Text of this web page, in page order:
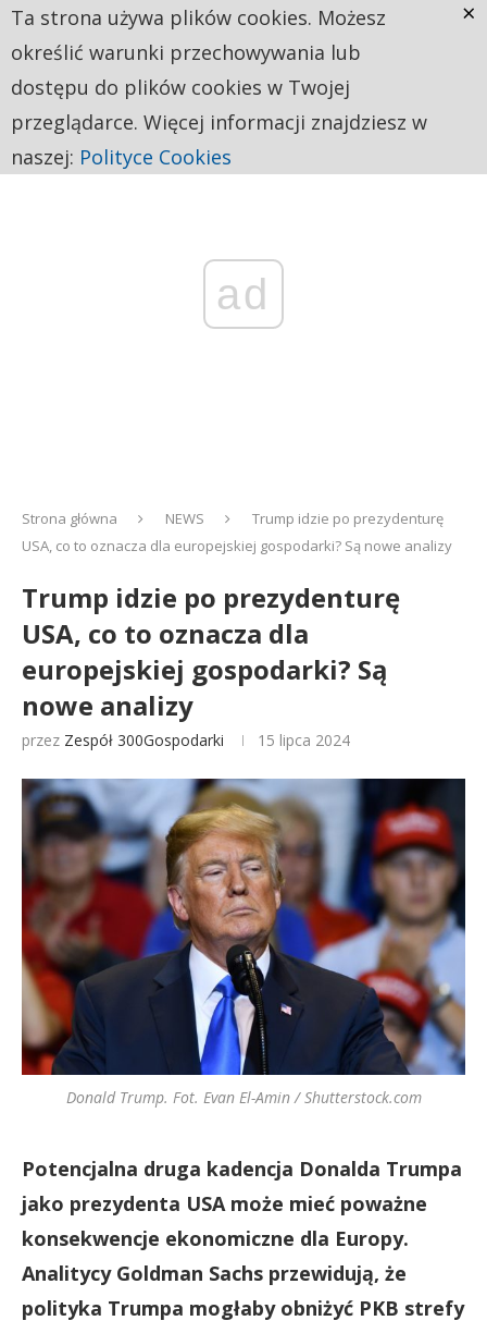
ad
Strona główna NEWS
Trump idzie po prezydenturę
USA, co to oznacza dla europejskiej gospodarki? Są nowe analizy
Trump idzie po prezydenturę
USA, co to oznacza dla
europejskiej gospodarki? Są
nowe analizy
przez Zespół 300Gospodarki 15 lipca 2024
Donald Trump. Fot. Evan El-Amin / Shutterstock.com
Potencjalna druga kadencja Donalda Trumpa
jako prezydenta USA może mieć poważne
konsekwencje ekonomiczne dla Europy.
Analitycy Goldman Sachs przewidują, że
polityka Trumpa mogłaby obniżyć PKB strefy
Ta strona używa plików cookies. Możesz
określić warunki przechowywania lub
dostępu do plików cookies w Twojej
przeglądarce. Więcej informacji znajdziesz w
naszej: Polityce Cookies
×